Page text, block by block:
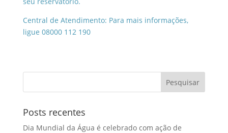
Central de Atendimento: Para mais informações,
ligue 08000 112 190
Posts recentes
Dia Mundial da Água é celebrado com ação de